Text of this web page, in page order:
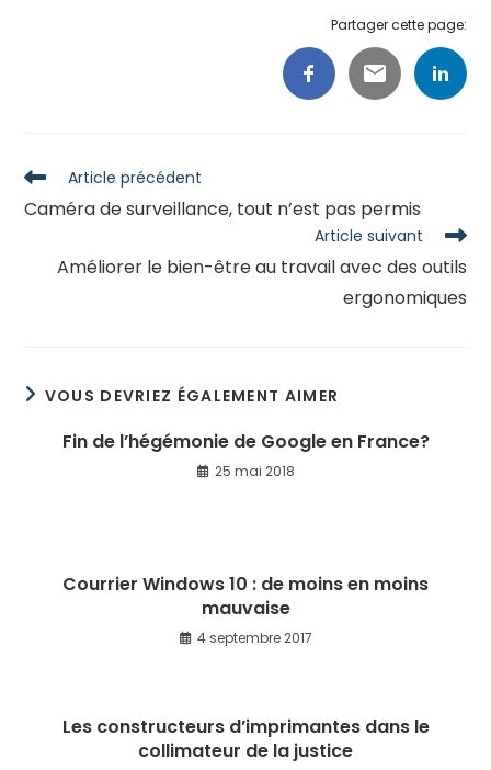
Partager cette page:
Read
articles
Article précédent
Caméra de surveillance, tout n’est pas permis
Article suivant
Améliorer le bien-être au travail avec des outils
ergonomiques
VOUS DEVRIEZ ÉGALEMENT AIMER
Fin de l’hégémonie de Google en France?
25 mai 2018
Courrier Windows 10 : de moins en moins
mauvaise
4 septembre 2017
Les constructeurs d’imprimantes dans le
collimateur de la justice